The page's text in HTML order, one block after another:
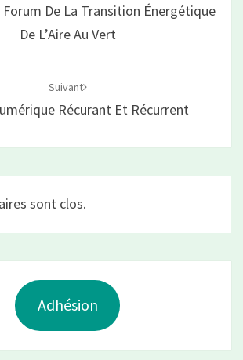
Forum De La Transition Énergétique
De L’Aire Au Vert
Suivant
Récurant Et Récurrent
sont clos.
Adhésion